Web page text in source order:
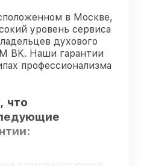
в Москве,
уровень сервиса
духового
BK. Наши гарантии
профессионализма
что